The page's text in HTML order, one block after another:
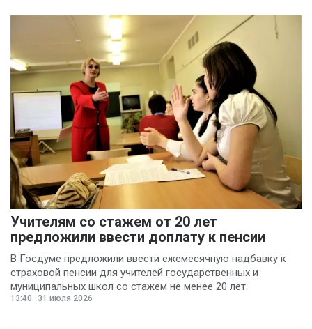
Учителям со стажем от 20 лет
предложили ввести доплату к пенсии
В Госдуме предложили ввести ежемесячную надбавку к
страховой пенсии для учителей государственных и
муниципальных школ со стажем не менее 20 лет.
13:40 31 июля 2026